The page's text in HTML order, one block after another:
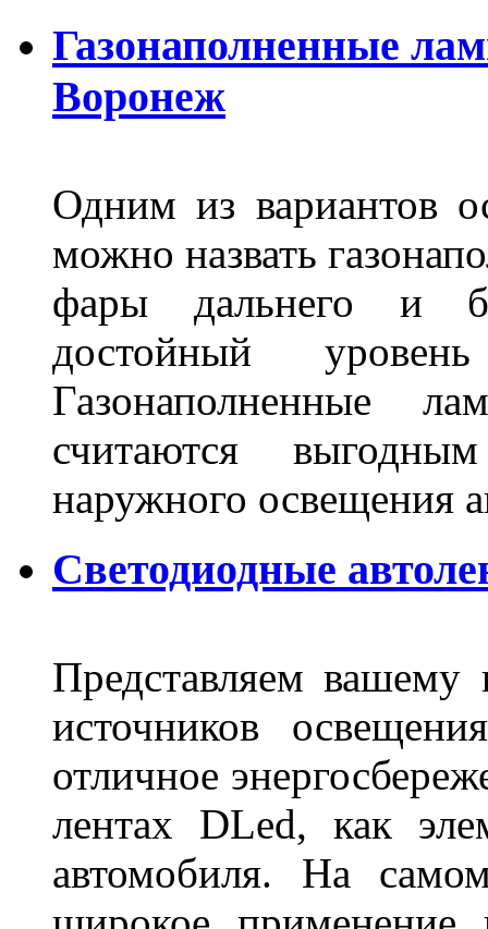
Газонаполненные
Воронеж
Одним из вариантов
можно назвать
фары дальнего и
достойный
Газонаполненные
считаются
наружного освещения
Светодиодные
Представляем
источников
отличное
лентах DLed, как
автомобиля. На